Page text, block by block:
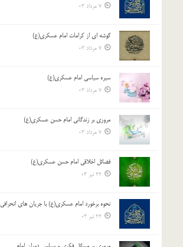
7 مرداد 03
گوشه ای از کرامات امام عسکری(ع)
7 مرداد 03
سیره سیاسی امام عسکری(ع)
7 مرداد 03
مروری بر زندگانی امام حسن عسکری(ع)
7 مرداد 03
فضائل اخلاقی امام حسن عسکری(ع)
22 تیر 03
نحوه برخورد امام عسکری(ع) با جریان های انحرافی
22 تیر 03